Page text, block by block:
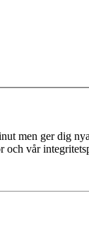
men ger dig
vår